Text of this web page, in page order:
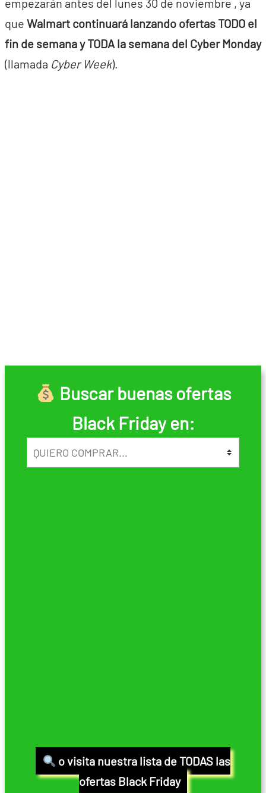
empezarán antes del lunes 30 de noviembre , ya
que Walmart continuará lanzando ofertas TODO el
fin de semana y TODA la semana del Cyber Monday
(llamada Cyber Week).
Buscar buenas ofertas
Black Friday en:
o visita nuestra lista de TODAS las
ofertas Black Friday